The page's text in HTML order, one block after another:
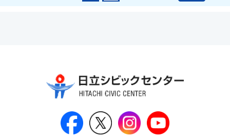
日立シビックセンター公式
日立シビックセンター
日立シビックセ